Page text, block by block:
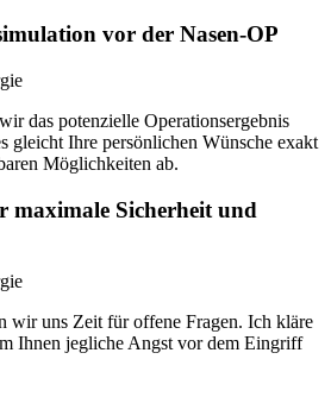
vor der Nasen-OP
das potenzielle Operationsergebnis
gleicht Ihre persönlichen Wünsche exakt
Möglichkeiten ab.
maximale Sicherheit und
wir uns Zeit für offene Fragen. Ich kläre
Ihnen jegliche Angst vor dem Eingriff